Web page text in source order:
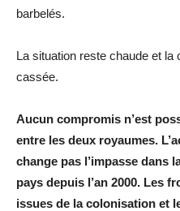
barbelés.
La situation reste chaude et
cassée.
Aucun compromis n’est
entre les deux royaumes.
change pas l’impasse dans
pays depuis l’an 2000. Les
issues de la colonisation et